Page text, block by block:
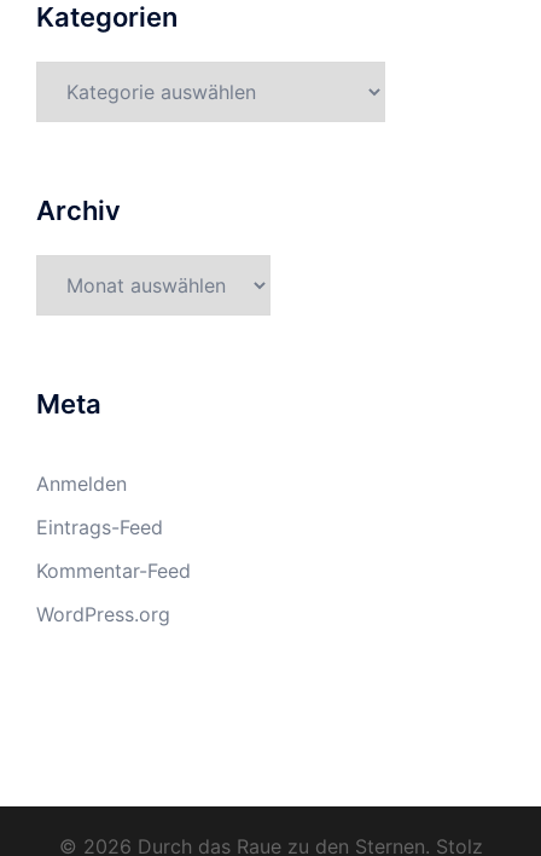
Kategorien
Archiv
Meta
Anmelden
Eintrags-Feed
Kommentar-Feed
WordPress.org
© 2026 Durch das Raue zu den Sternen. Stolz